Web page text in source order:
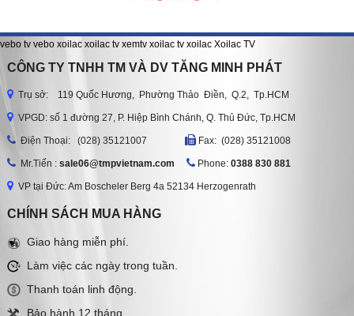
vebo tv vebo xoilac xoilac tv xemtv xoilac tv xoilac Xoilac TV
CÔNG TY TNHH TM VÀ DV TĂNG MINH PHÁT
Trụ sở: 119 Quốc Hương, Phường Thảo Điền, Q.2, Tp.HCM
VPGD: số 1 đường 27, P. Hiệp Bình Chánh, Q. Thủ Đức, Tp.HCM
Ðiện Thoại: (028) 35121007 Fax: (028) 35121008
Mr.Tiến : sale06@tmpvietnam.com Phone: 0388 830 881
VP tại Đức: Am Boscheler Berg 4a 52134 Herzogenrath
CHÍNH SÁCH MUA HÀNG
Giao hàng miễn phí.
Làm việc các ngày trong tuần.
Thanh toán linh động.
Bảo hành 12 tháng.